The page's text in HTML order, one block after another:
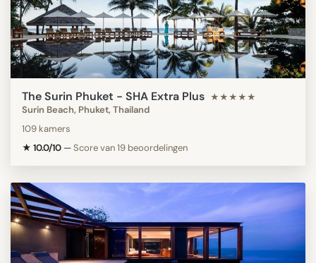
The Surin Phuket - SHA Extra Plus ★★★★★
Surin Beach, Phuket, Thailand
109 kamers
★ 10.0/10 —Score van 19 beoordelingen